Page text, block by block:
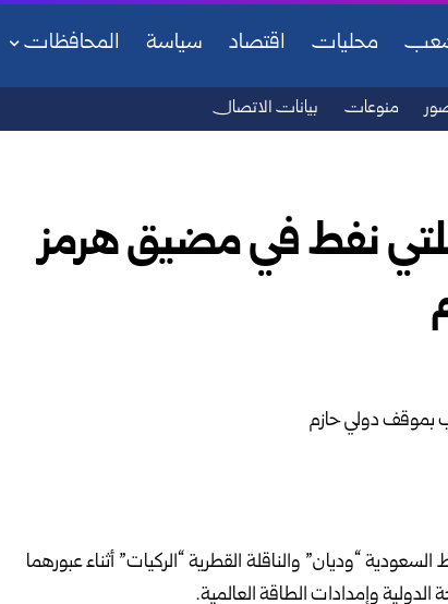
محليات اقتصاد سياسة المحافظات
منوعات بيانات الاتصال
نفط في مضيق هرمز
“وديان” والناقلة القطرية “الركيات” أثناء عبورهما
وإمدادات الطاقة العالمية.